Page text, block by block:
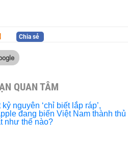
Chia sẻ
QUAN TÂM